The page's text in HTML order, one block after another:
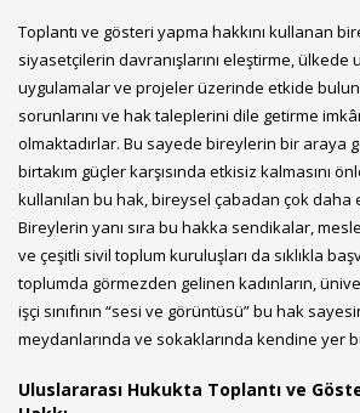
Toplantı ve gösteri yapma hakkını kullanan
siyasetçilerin davranışlarını eleştirme,
uygulamalar ve projeler üzerinde etkide
sorunlarını ve hak taleplerini dile getirme
olmaktadırlar. Bu sayede bireylerin bir araya
birtakım güçler karşısında etkisiz kalmasını
kullanılan bu hak, bireysel çabadan çok daha
Bireylerin yanı sıra bu hakka sendikalar,
ve çeşitli sivil toplum kuruluşları da sıklıkla
toplumda görmezden gelinen kadınların,
işçi sınıfının “sesi ve görüntüsü” bu hak
meydanlarında ve sokaklarında kendine yer
Uluslararası Hukukta Toplantı ve